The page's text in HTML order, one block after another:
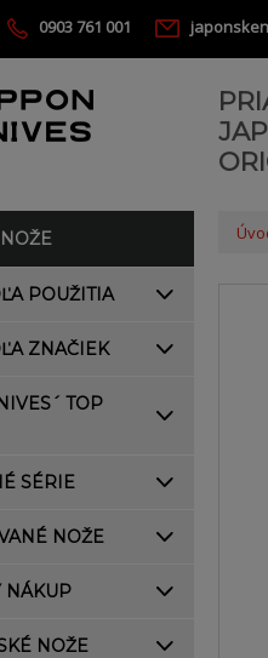
0903 761 001
POUŽITIA
ZNAČIEK
TOP
SÉRIE
NOŽE
NÁKUP
NOŽE